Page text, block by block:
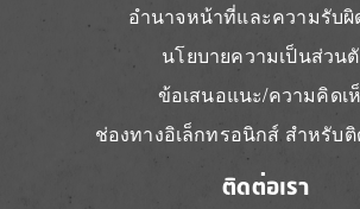
อำนาจหน้าที่และความรับ
นโยบายความเป็นส่วน
ข้อเสนอแนะ/ความคิดเ
ช่องทางอิเล็กทรอนิกส์ สำหรับ
ติดต่อเรา